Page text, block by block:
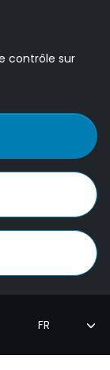
contrôle sur